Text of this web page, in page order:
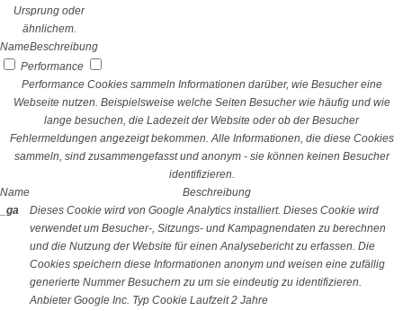
Ursprung oder
ähnlichem.
NameBeschreibung
Performance
Performance Cookies sammeln Informationen darüber, wie Besucher eine
Webseite nutzen. Beispielsweise welche Seiten Besucher wie häufig und wie
lange besuchen, die Ladezeit der Website oder ob der Besucher
Fehlermeldungen angezeigt bekommen. Alle Informationen, die diese Cookies
sammeln, sind zusammengefasst und anonym - sie können keinen Besucher
identifizieren.
Name
Beschreibung
_ga
Dieses Cookie wird von Google Analytics installiert. Dieses Cookie wird
verwendet um Besucher-, Sitzungs- und Kampagnendaten zu berechnen
und die Nutzung der Website für einen Analysebericht zu erfassen. Die
Cookies speichern diese Informationen anonym und weisen eine zufällig
generierte Nummer Besuchern zu um sie eindeutig zu identifizieren.
Anbieter Google Inc. Typ Cookie Laufzeit 2 Jahre